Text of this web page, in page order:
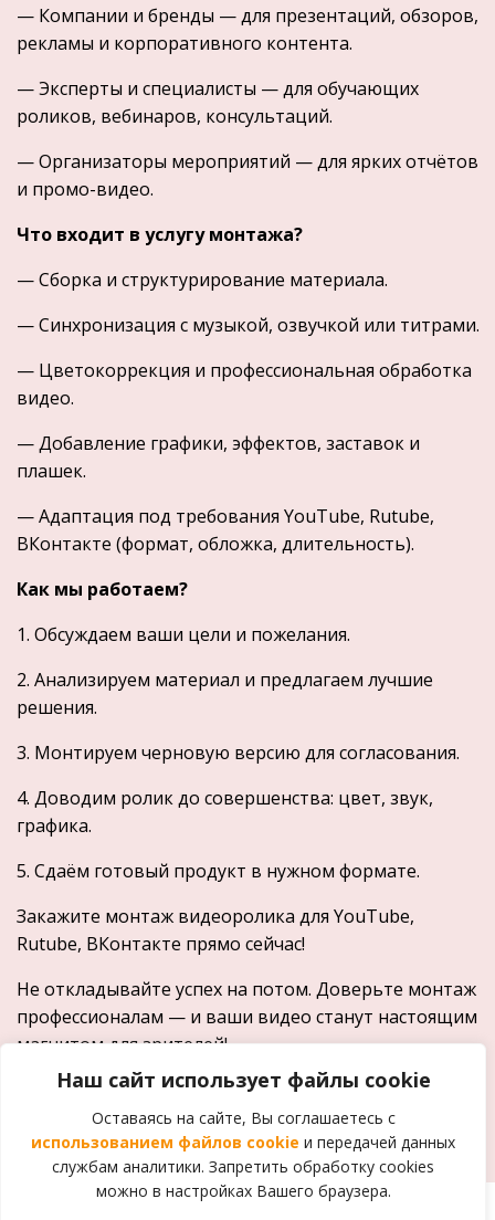
Наш сайт использует файлы cookie
Оставаясь на сайте, Вы соглашаетесь с
использованием файлов cookie и передачей данных
службам аналитики. Запретить обработку cookies
можно в настройках Вашего браузера.
— Компании и бренды — для презентаций, обзоров,
рекламы и корпоративного контента.
— Эксперты и специалисты — для обучающих
роликов, вебинаров, консультаций.
— Организаторы мероприятий — для ярких отчётов
и промо-видео.
Что входит в услугу монтажа?
— Сборка и структурирование материала.
— Синхронизация с музыкой, озвучкой или титрами.
— Цветокоррекция и профессиональная обработка
видео.
— Добавление графики, эффектов, заставок и
плашек.
— Адаптация под требования YouTube, Rutube,
ВКонтакте (формат, обложка, длительность).
Как мы работаем?
1. Обсуждаем ваши цели и пожелания.
2. Анализируем материал и предлагаем лучшие
решения.
3. Монтируем черновую версию для согласования.
4. Доводим ролик до совершенства: цвет, звук,
графика.
5. Сдаём готовый продукт в нужном формате.
Закажите монтаж видеоролика для YouTube,
Rutube, ВКонтакте прямо сейчас!
Не откладывайте успех на потом. Доверьте монтаж
профессионалам — и ваши видео станут настоящим
магнитом для зрителей!
Свяжитесь с нами для бесплатной консультации и
расчёта стоимости!